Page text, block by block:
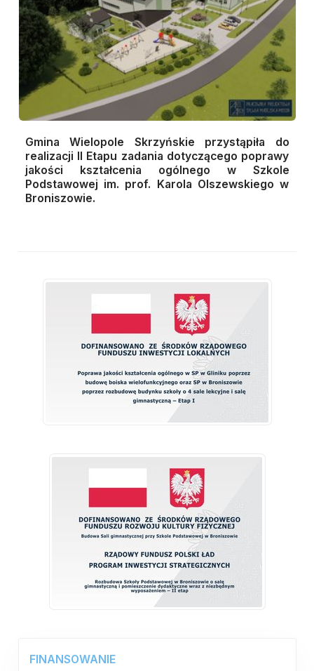
Gmina Wielopole Skrzyńskie przystąpiła do
realizacji II Etapu zadania dotyczącego poprawy
jakości kształcenia ogólnego w Szkole
Podstawowej im. prof. Karola Olszewskiego w
Broniszowie.
FINANSOWANIE